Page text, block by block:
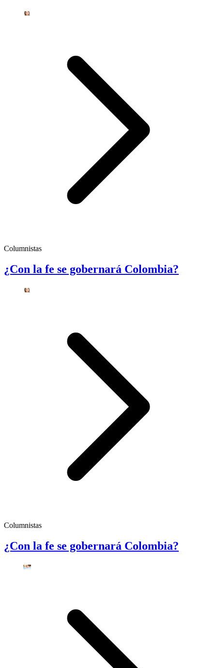
Columnistas
¿Con la fe se gobernará Colombia?
Columnistas
¿Con la fe se gobernará Colombia?